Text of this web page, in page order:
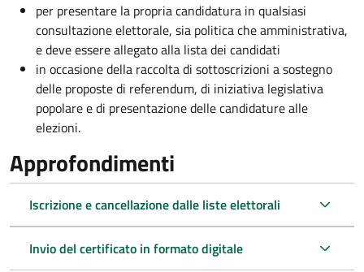
per presentare la propria candidatura in qualsiasi
consultazione elettorale, sia politica che amministrativa,
e deve essere allegato alla lista dei candidati
in occasione della raccolta di sottoscrizioni a sostegno
delle proposte di referendum, di iniziativa legislativa
popolare e di presentazione delle candidature alle
elezioni.
Approfondimenti
Iscrizione e cancellazione dalle liste elettorali
Invio del certificato in formato digitale